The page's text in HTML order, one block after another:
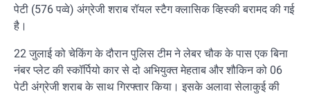
पेटी (576 पव्वे) अंग्रेजी शराब रॉयल स्टैग क्लासिक व्हिस्की बरामद की गई
है।
22 जुलाई को चेकिंग के दौरान पुलिस टीम ने लेबर चौक के पास एक बिना
नंबर प्लेट की स्कॉर्पियो कार से दो अभियुक्त मेहताब और शौकिन को 06
पेटी अंग्रेजी शराब के साथ गिरफ्तार किया। इसके अलावा सेलाकुई की